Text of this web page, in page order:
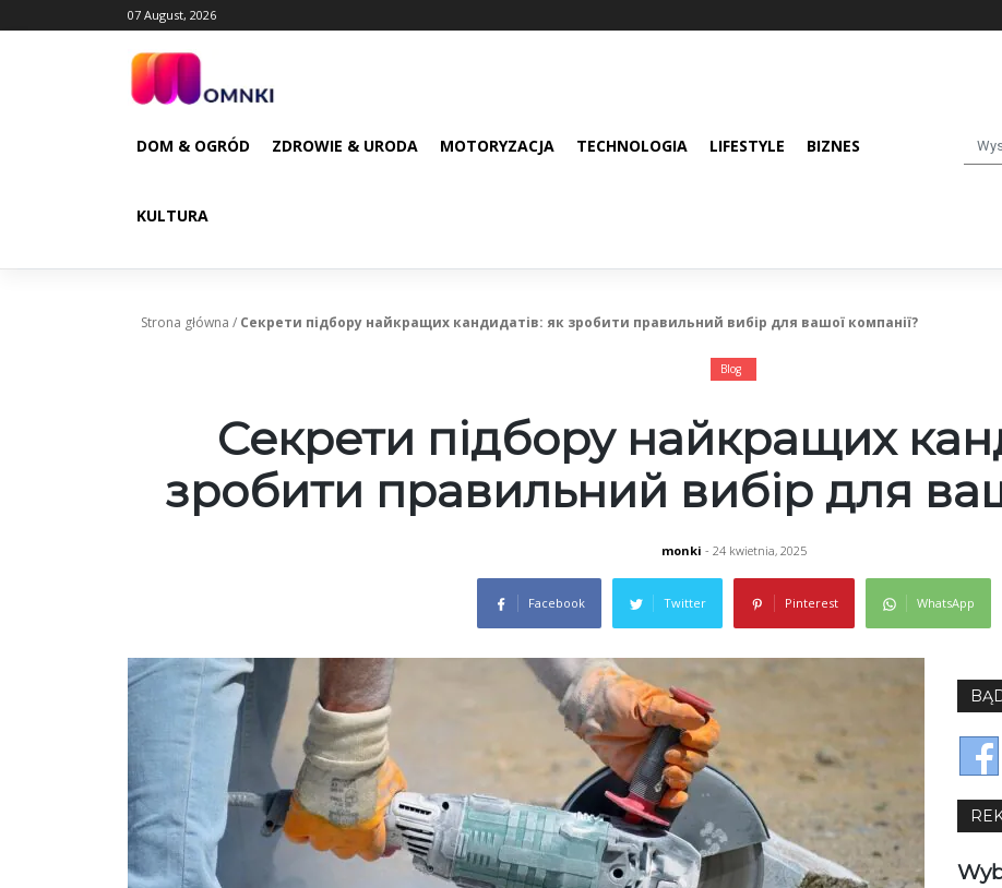
to
07 August, 2026
DOM & OGRÓD ZDROWIE & URODA MOTORYZACJA TECHNOLOGIA LIFESTYLE BIZNES
KULTURA
Strona główna / Секрети підбору найкращих кандидатів: як зробити правильний вибір для вашої компанії?
Blog
Секрети підбору найкращих
зробити правильний вибір для
monki - 24 kwietnia, 2025
Facebook Twitter Pinterest WhatsApp